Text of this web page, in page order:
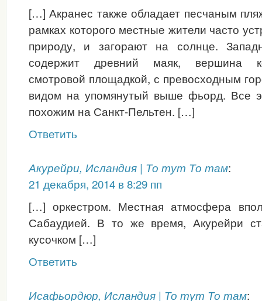
[…] Акранес также обладает песчаным
рамках которого местные жители часто
природу, и загорают на солнце.
содержит древний маяк, вершина
смотровой площадкой, с превосходным
видом на упомянутый выше фьорд. Все
похожим на Санкт-Пельтен. […]
Ответить
Акурейри, Исландия | То тут То там:
21 декабря, 2014 в 8:29 пп
[…] оркестром. Местная атмосфера
Сабаудией. В то же время, Акурейри
кусочком […]
Ответить
Исафьордюр, Исландия | То тут То там: